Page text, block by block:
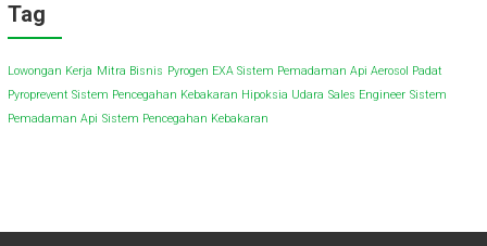
Tag
Lowongan Kerja Mitra Bisnis Pyrogen EXA Sistem Pemadaman Api Aerosol Padat
Pyroprevent Sistem Pencegahan Kebakaran Hipoksia Udara Sales Engineer Sistem
Pemadaman Api Sistem Pencegahan Kebakaran